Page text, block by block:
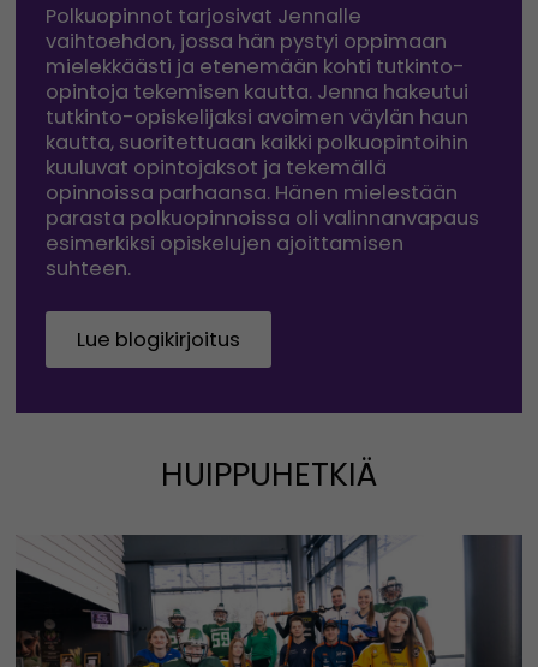
Polkuopinnot tarjosivat Jennalle
vaihtoehdon, jossa hän pystyi oppimaan
mielekkäästi ja etenemään kohti tutkinto-
opintoja tekemisen kautta. Jenna hakeutui
tutkinto-opiskelijaksi avoimen väylän haun
kautta, suoritettuaan kaikki polkuopintoihin
kuuluvat opintojaksot ja tekemällä
opinnoissa parhaansa. Hänen mielestään
parasta polkuopinnoissa oli valinnanvapaus
esimerkiksi opiskelujen ajoittamisen
suhteen.
Lue blogikirjoitus
HUIPPUHETKIÄ